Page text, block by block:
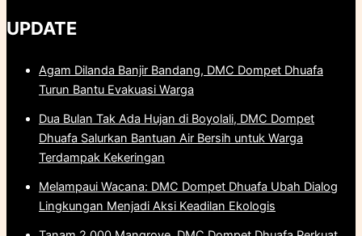
UPDATE
Agam Dilanda Banjir Bandang, DMC Dompet Dhuafa
Turun Bantu Evakuasi Warga
Dua Bulan Tak Ada Hujan di Boyolali, DMC Dompet
Dhuafa Salurkan Bantuan Air Bersih untuk Warga
Terdampak Kekeringan
Melampaui Wacana: DMC Dompet Dhuafa Ubah Dialog
Lingkungan Menjadi Aksi Keadilan Ekologis